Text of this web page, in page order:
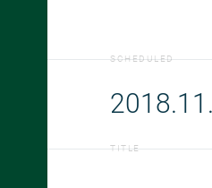
SCHEDULED
TITLE